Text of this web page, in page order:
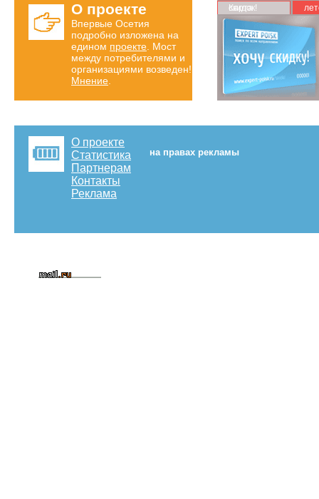
О проекте
Впервые Осетия
подробно изложена на
едином проекте . Мост
между потребителями и
организациями возведен!
Мнение
Карта скидок!
О проекте
Статистика
Партнерам
Контакты
Реклама
на правах рекламы